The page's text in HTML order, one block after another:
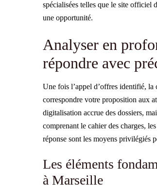
spécialisées telles que le site officiel
une opportunité.
Analyser en
répondre avec
Une fois l’appel d’offres identifié, la
correspondre votre proposition aux
digitalisation accrue des dossiers,
comprenant le cahier des charges,
réponse sont les moyens privilégiés
Les éléments
à Marseille